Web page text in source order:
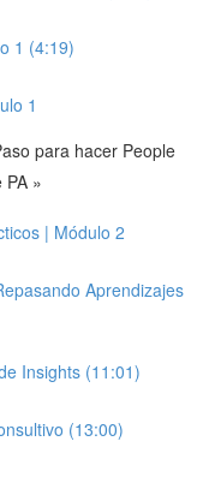
1 (4:19)
1
para hacer People
»
| Módulo 2
Aprendizajes
Insights (11:01)
(13:00)